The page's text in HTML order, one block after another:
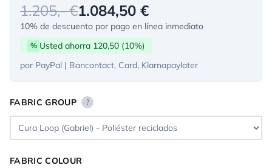
1.205,- €1.084,50 €
10% de descuento por pago en línea inmediato
% Usted ahorra 120,50 (10%)
por PayPal | Bancontact, Card, Klarnapaylater
FABRIC GROUP ?
FABRIC COLOUR